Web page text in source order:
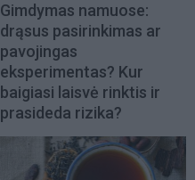
Gimdymas namuose:
drąsus pasirinkimas ar
pavojingas
eksperimentas? Kur
baigiasi laisvė rinktis ir
prasideda rizika?